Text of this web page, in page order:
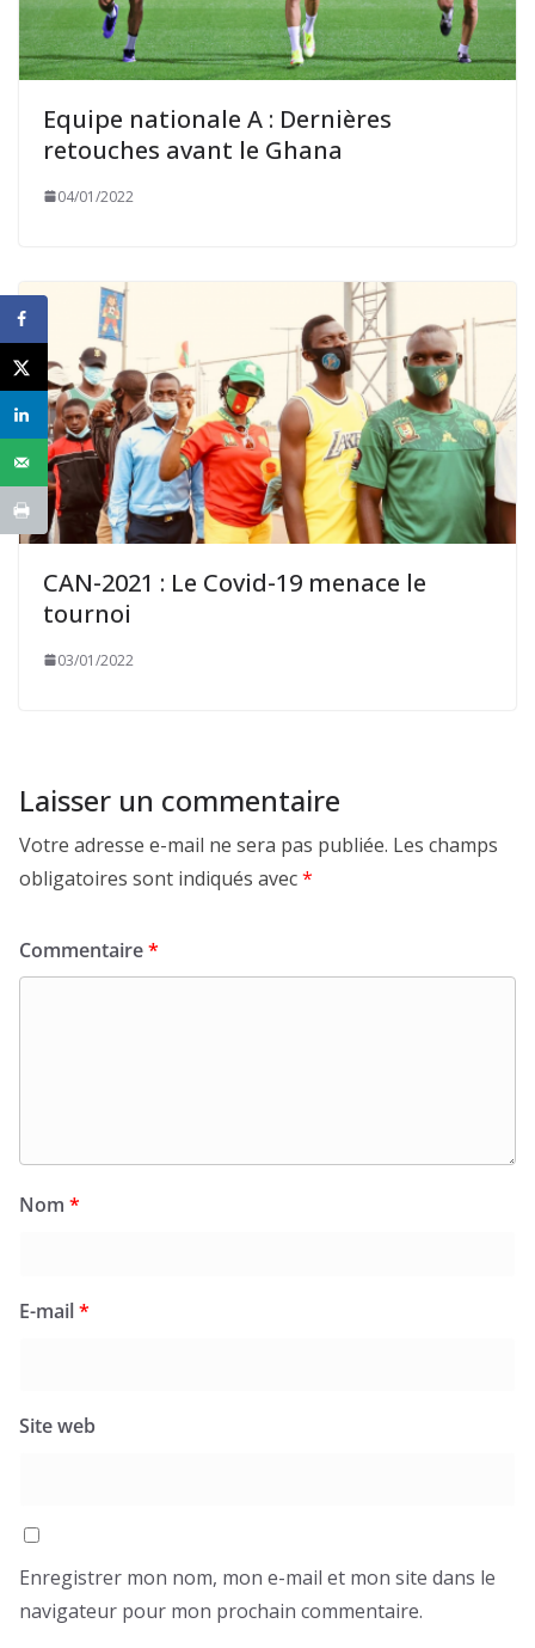
Equipe nationale A : Dernières
retouches avant le Ghana
04/01/2022
CAN-2021 : Le Covid-19 menace le
tournoi
03/01/2022
Laisser un commentaire
Votre adresse e-mail ne sera pas publiée. Les champs
obligatoires sont indiqués avec*
Commentaire*
Nom *
E-mail*
Site web
Enregistrer mon nom, mon e-mail et mon site dans le
navigateur pour mon prochain commentaire.